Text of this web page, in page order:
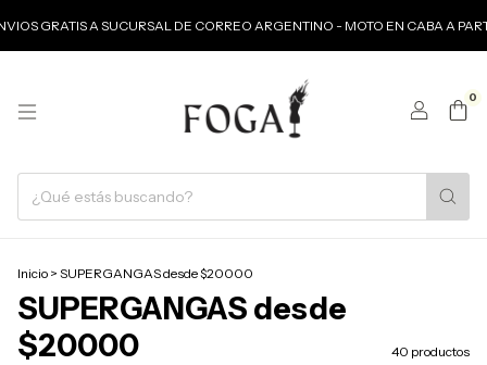
A SUCURSAL DE CORREO ARGENTINO - MOTO EN CABA A PARTIR DE
0
Inicio > SUPERGANGAS desde $20000
SUPERGANGAS desde
$20000
40 productos